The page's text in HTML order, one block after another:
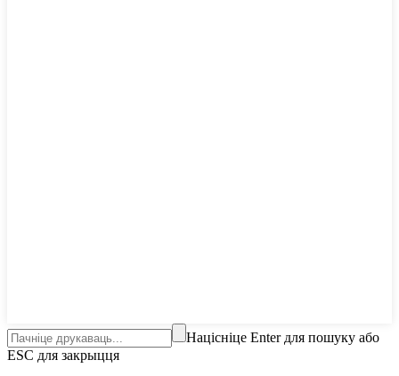
Націсніце Enter для пошуку або
ESC для закрыцця